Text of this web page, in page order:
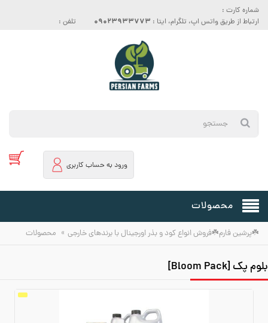
شماره کارت :
ارتباط از طریق واتس اپ، تلگرام، ایتا : 09023933773 تلفن :
ورود به حساب کاربری
محصولات
☘️پرشین فارم☘️فروش انواع کود و بذر اورجینال با برندهای خارجی » محصولات
بلوم پک [Bloom Pack]